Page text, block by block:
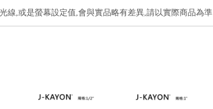
線,或是螢幕設定值,會與實品略有差異,請以實際商品為準